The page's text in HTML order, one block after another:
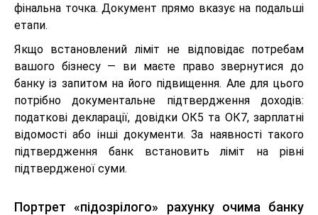
фінальна точка. Документ прямо вказує на подальші
етапи.
Якщо встановлений ліміт не відповідає потребам
вашого бізнесу — ви маєте право звернутися до
банку із запитом на його підвищення. Але для цього
потрібно документальне підтвердження доходів:
податкові декларації, довідки ОК5 та ОК7, зарплатні
відомості або інші документи. За наявності такого
підтвердження банк встановить ліміт на рівні
підтвердженої суми.
Портрет «підозрілого» рахунку очима банку